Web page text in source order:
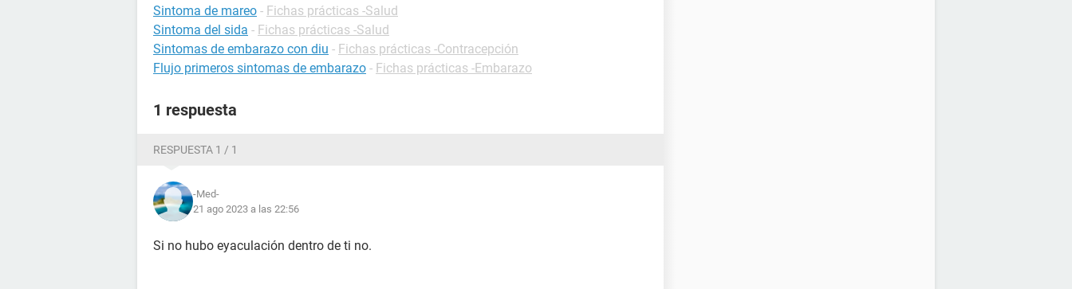
Sintoma de mareo - Fichas prácticas -Salud
Sintoma del sida - Fichas prácticas -Salud
Sintomas de embarazo con diu - Fichas prácticas -Contracepción
Flujo primeros sintomas de embarazo - Fichas prácticas -Embarazo
1 respuesta
RESPUESTA 1 / 1
-Med-
21 ago 2023 a las 22:56
Si no hubo eyaculación dentro de ti no.